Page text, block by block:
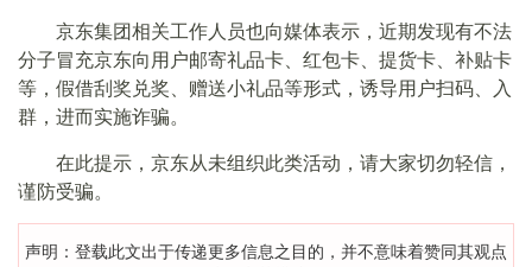
京东集团相关工作人员也向媒体表示，近期发现有不法
分子冒充京东向用户邮寄礼品卡、红包卡、提货卡、补贴卡
等，假借刮奖兑奖、赠送小礼品等形式，诱导用户扫码、入
群，进而实施诈骗。
在此提示，京东从未组织此类活动，请大家切勿轻信，
谨防受骗。
声明：登载此文出于传递更多信息之目的，并不意味着赞同其观点